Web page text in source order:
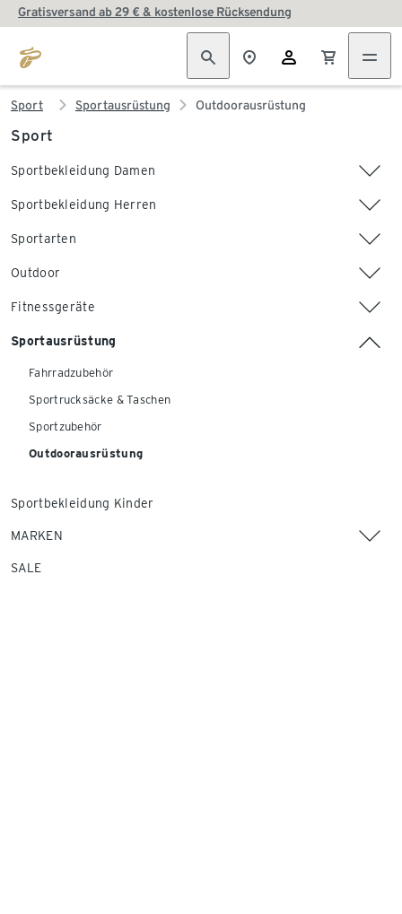
Gratisversand ab 29 € & kostenlose Rücksendung
Sport Sportausrüstung Outdoorausrüstung
Sport
Sportbekleidung Damen
Sportbekleidung Herren
Sportarten
Outdoor
Fitnessgeräte
Sportausrüstung
Fahrradzubehör
Sportrucksäcke & Taschen
Sportzubehör
Outdoorausrüstung
Sportbekleidung Kinder
MARKEN
SALE